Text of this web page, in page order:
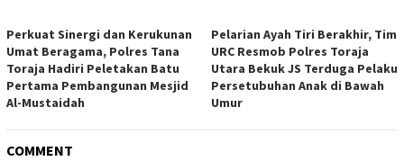
Perkuat Sinergi dan Kerukunan
Umat Beragama, Polres Tana
Toraja Hadiri Peletakan Batu
Pertama Pembangunan Mesjid
Al-Mustaidah
Pelarian Ayah Tiri Berakhir, Tim
URC Resmob Polres Toraja
Utara Bekuk JS Terduga Pelaku
Persetubuhan Anak di Bawah
Umur
COMMENT